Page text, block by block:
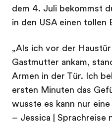
dem 4. Juli bekommst
in den USA einen tollen
„Als ich vor der
Gastmutter ankam,
Armen in der Tür. Ich
ersten Minuten das
wusste es kann nur
– Jessica | Sprachreise